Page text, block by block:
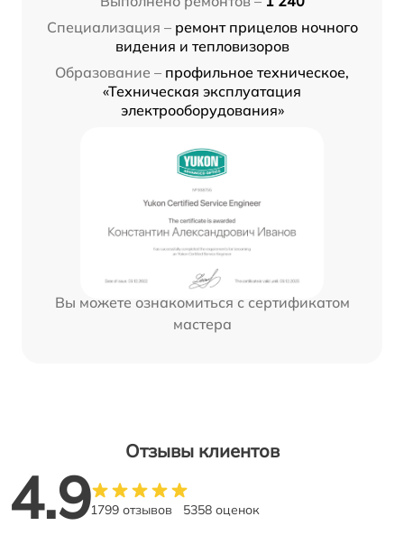
Специализация – ремонт прицелов ночного
видения и тепловизоров
Образование – профильное техническое,
«Техническая эксплуатация
электрооборудования»
Вы можете ознакомиться с сертификатом
мастера
Отзывы клиентов
4.91799 отзывов 5358 оценок